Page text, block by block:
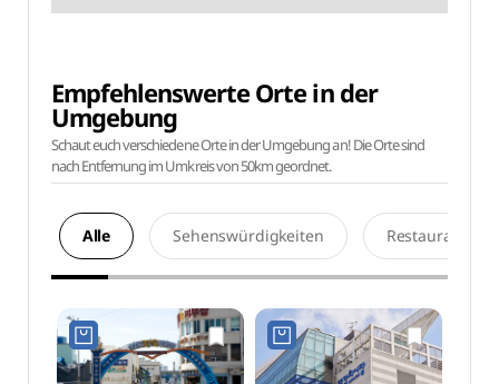
Empfehlenswerte Orte in der
Umgebung
Schaut euch verschiedene Orte in der Umgebung an! Die Orte sind
nach Entfernung im Umkreis von 50km geordnet.
Alle Sehenswürdigkeiten Restaurants